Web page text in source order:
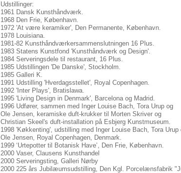
Udstillinger:
1961 Dansk Kunsthåndværk.
1968 Den Frie, København.
1972 'At være keramiker', Den Permanente, København.
1978 Louisiana.
1981-82 Kunsthåndværkersammenslutningen 16 Plus.
1983 Statens Kunstfond 'Kunsthåndværk og Design'.
1984 Serveringsdele til restaurant, 16 Plus.
1985 Udstillingen 'De Danske', Stockholm.
1985 Galleri K.
1991 Udstilling 'Hverdagsstellet', Royal Copenhagen.
1992 'Inter Plays', Bratislawa.
1995 'Living Design in Denmark', Barcelona og Madrid.
1996 Udfører, sammen med Inger Louise Bach, Tora Urup og
Ole Jensen, keramiske duft-krukker til Morten Skriver og
Christian Skeel's duft-installation på Esbjerg Kunstmuseum.
1998 'Køkkenting', udstilling med Inger Louise Bach, Tora Urup
Ole Jensen, Royal Copenhagen, Denmark.
1999 ‘Urtepotter til Botanisk Have’, Den Frie, København.
2000 Vaser, Clausens Kunsthandel
2000 Serveringsting, Galleri Nørby
2000 225 års Jubilæumsudstilling, Den Kgl. Porcelænsfabrik